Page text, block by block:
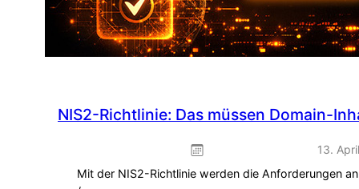
NIS2-Richtlinie: Das müssen Domain-
13.
Mit der NIS2-Richtlinie werden die Anforderungen